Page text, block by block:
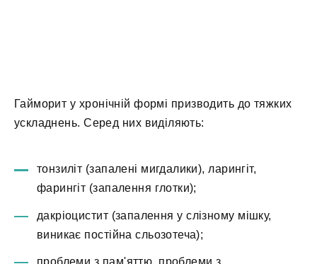
Гайморит у хронічній формі призводить до тяжких
ускладнень. Серед них виділяють:
тонзиліт (запалені мигдалики), ларингіт,
фарингіт (запалення глотки);
дакріоцистит (запалення у слізному мішку,
виникає постійна сльозотеча);
проблеми з пам'яттю, проблеми з